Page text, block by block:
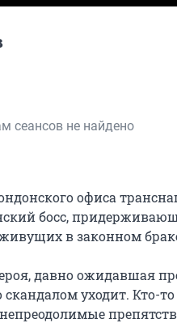
сеансов не найдено
офиса
босс,
в законном
давно ожидавшая
скандалом уходит. Кто-